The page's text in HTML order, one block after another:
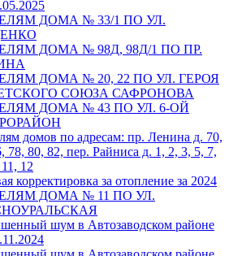
ДОМА № 33/1 ПО УЛ.
ДОМА № 98Д, 98Д/1 ПО ПР.
ДОМА № 20, 22 ПО УЛ. ГЕРОЯ
СОЮЗА САФРОНОВА
ДОМА № 43 ПО УЛ. 6-ОЙ
домов по адресам: пр. Ленина д. 70,
78, 80, 82, пер. Райниса д. 1, 2, 3, 5, 7,
12
корректировка за отопление за 2024
ДОМА № 11 ПО УЛ.
шум в Автозаводском районе